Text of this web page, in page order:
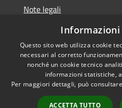
Note legali
Dichiarazione di accessibilità
Accessibilité
Confidentialité
Informazioni
Questo sito web utilizza cookie
necessari al corretto
nonché un cookie tecnico
informazioni statistiche,
Per maggiori dettagli, può
ACCETTA TUTTO